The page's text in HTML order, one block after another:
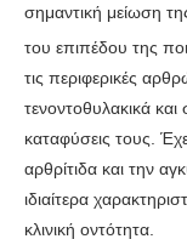
σημαντική μείωση
του επιπέδου της
τις περιφερικές
τενοντοθυλακικά
καταφύσεις τους.
αρθρίτιδα και την
ιδιαίτερα
κλινική οντότητα.